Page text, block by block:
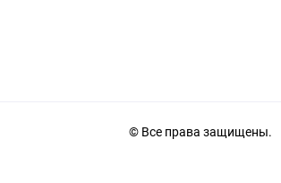
© Все права защищены.